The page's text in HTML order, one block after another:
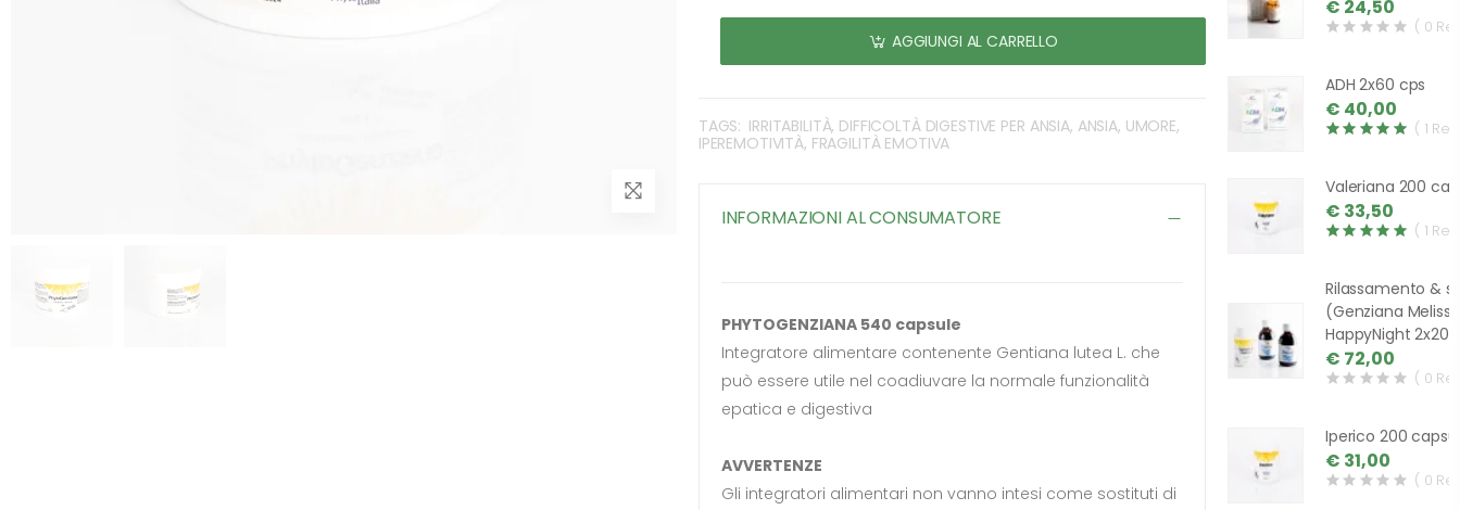
AGGIUNGI AL CARRELLO
TAGS: IRRITABILITÀ, DIFFICOLTÀ DIGESTIVE PER ANSIA, ANSIA, UMORE,
IPEREMOTIVITÀ, FRAGILITÀ EMOTIVA
INFORMAZIONI AL CONSUMATORE
PHYTOGENZIANA 540 capsule
Integratore alimentare contenente Gentiana lutea L. che
può essere utile nel coadiuvare la normale funzionalità
epatica e digestiva
AVVERTENZE
Gli integratori alimentari non vanno intesi come sostituti di
€ 24,50
( 0
ADH 2x60 cps
€ 40,00
( 1
Valeriana 200
€ 33,50
( 1
Rilassamento &
(Genziana
HappyNight
€ 72,00
( 0
Iperico 200
€ 31,00
( 0